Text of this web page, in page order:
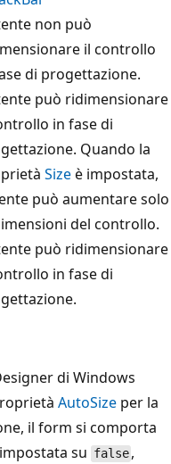
non può
il controllo
di progettazione.
può ridimensionare
in fase di
Quando la
Sizeè impostata,
può aumentare solo
del controllo.
può ridimensionare
in fase di
di Windows
AutoSize per la
il form si comporta
su false ,